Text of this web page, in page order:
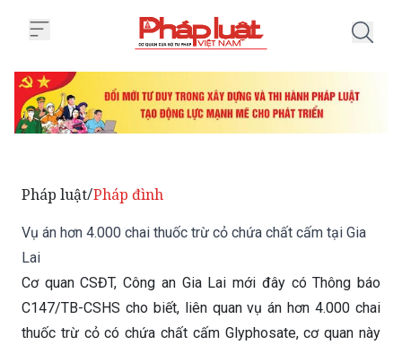
Pháp luật/Pháp đình
Vụ án hơn 4.000 chai thuốc trừ cỏ chứa chất cấm tại Gia
Lai
Cơ quan CSĐT, Công an Gia Lai mới đây có Thông báo
C147/TB-CSHS cho biết, liên quan vụ án hơn 4.000 chai
thuốc trừ cỏ có chứa chất cấm Glyphosate, cơ quan này